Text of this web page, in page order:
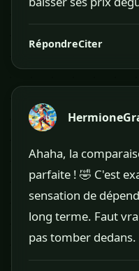
RépondreCiter
Ahaha, la
parfaite ! 🤣 C'est
sensation de
long terme. Faut
pas tomber dedans.